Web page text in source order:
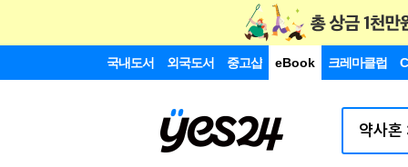
국내도서 외국도서 중고샵 eBook 크레마클럽